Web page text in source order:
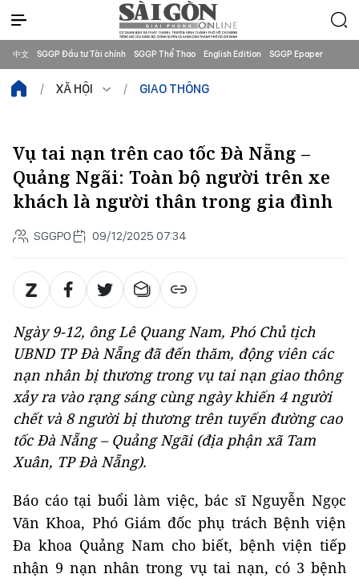
中文 SGGP Đầu tư Tài chính SGGP Thể Thao English Edition SGGP Epaper
XÃ HỘI GIAO THÔNG
Vụ tai nạn trên cao tốc Đà Nẵng –
Quảng Ngãi: Toàn bộ người trên xe
khách là người thân trong gia đình
SGGPO 09/12/2025 07:34
Ngày 9-12, ông Lê Quang Nam, Phó Chủ tịch
UBND TP Đà Nẵng đã đến thăm, động viên các
nạn nhân bị thương trong vụ tai nạn giao thông
xảy ra vào rạng sáng cùng ngày khiến 4 người
chết và 8 người bị thương trên tuyến đường cao
tốc Đà Nẵng – Quảng Ngãi (địa phận xã Tam
Xuân, TP Đà Nẵng).
Báo cáo tại buổi làm việc, bác sĩ Nguyễn Ngọc
Văn Khoa, Phó Giám đốc phụ trách Bệnh viện
Đa khoa Quảng Nam cho biết, bệnh viện tiếp
nhận 9 nạn nhân trong vụ tai nạn, có 3 bệnh